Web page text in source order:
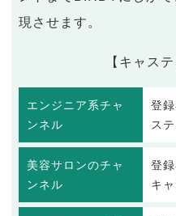
現させます。
【キャス
エンジニア系チャ
ンネル
登
ス
美容サロンのチャ
ンネル
登
キ